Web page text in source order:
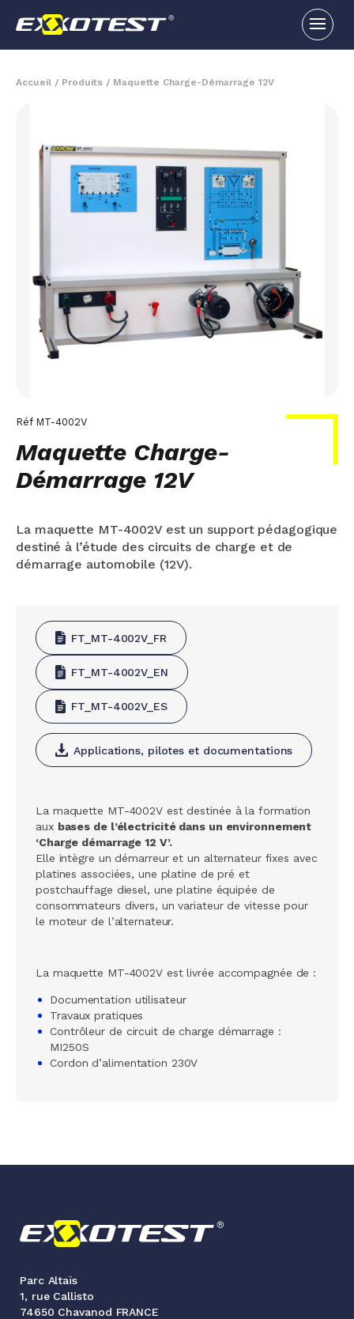
Accueil / Produits / Maquette Charge-Démarrage 12V
Réf MT-4002V
Maquette Charge-
Démarrage 12V
La maquette MT-4002V est un support pédagogique
destiné à l’étude des circuits de charge et de
démarrage automobile (12V).
FT_MT-4002V_FR
FT_MT-4002V_EN
FT_MT-4002V_ES
Applications, pilotes et documentations
La maquette MT-4002V est destinée à la formation
aux bases de l’électricité dans un environnement
‘Charge démarrage 12 V’.
Elle intègre un démarreur et un alternateur fixes avec
platines associées, une platine de pré et
postchauffage diesel, une platine équipée de
consommateurs divers, un variateur de vitesse pour
le moteur de l’alternateur.
La maquette MT-4002V est livrée accompagnée de :
Documentation utilisateur
Travaux pratiques
Contrôleur de circuit de charge démarrage :
MI250S
Cordon d’alimentation 230V
Parc Altaïs
1, rue Callisto
74650 Chavanod FRANCE